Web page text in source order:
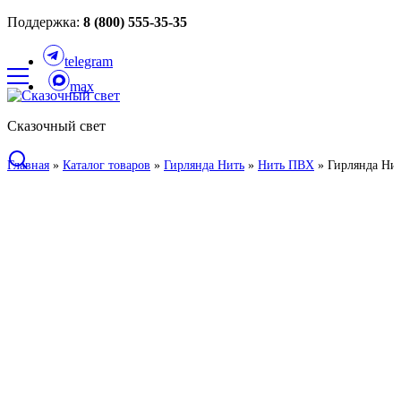
Поддержка: 8 (800) 555-35-35
telegram
max
Сказочный свет
Главная » Каталог товаров » Гирлянда Нить » Нить ПВХ » Гирлянда